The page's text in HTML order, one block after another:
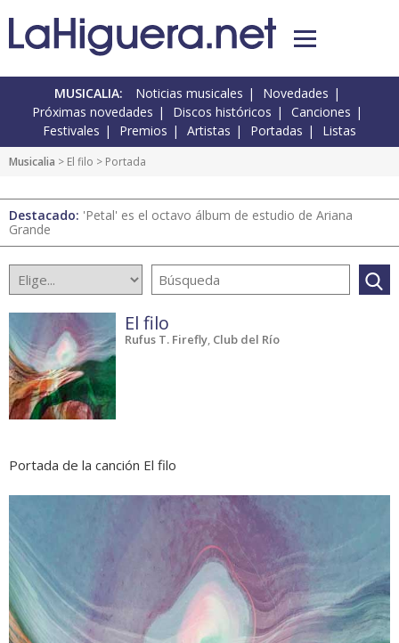
MUSICALIA: Noticias musicales
Novedades
Próximas novedades
Discos históricos
Canciones
Festivales
Premios Artistas Portadas Listas
Musicalia > El filo > Portada
Destacado: 'Petal' es el octavo álbum de estudio de Ariana
Grande
El filo
Rufus T. Firefly, Club del Río
Portada de la canción El filo